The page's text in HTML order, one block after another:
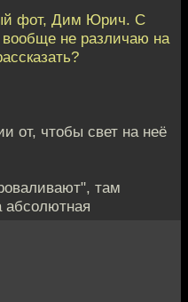
фот, Дим Юрич. С
не различаю на
от, чтобы свет на неё
там
абсолютная